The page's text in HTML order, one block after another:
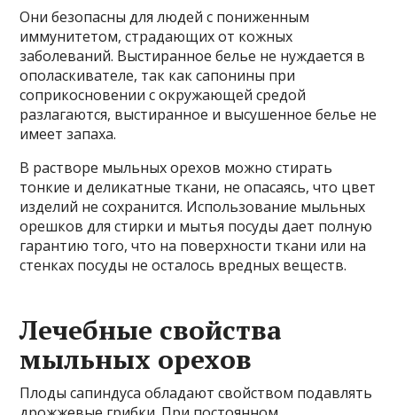
Они безопасны для людей с пониженным
иммунитетом, страдающих от кожных
заболеваний. Выстиранное белье не нуждается в
ополаскивателе, так как сапонины при
соприкосновении с окружающей средой
разлагаются, выстиранное и высушенное белье не
имеет запаха.
В растворе мыльных орехов можно стирать
тонкие и деликатные ткани, не опасаясь, что цвет
изделий не сохранится. Использование мыльных
орешков для стирки и мытья посуды дает полную
гарантию того, что на поверхности ткани или на
стенках посуды не осталось вредных веществ.
Лечебные свойства
мыльных орехов
Плоды сапиндуса обладают свойством подавлять